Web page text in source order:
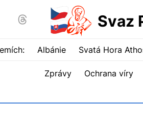
Svaz
Albánie Svatá Hora
Zprávy Ochrana víry